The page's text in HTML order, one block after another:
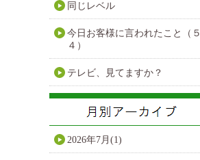
同じレベル
今日お客様に言われたこと（５
４）
テレビ、見てますか？
2026年7月(1)